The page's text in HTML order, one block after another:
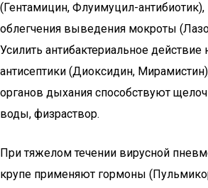
(Гентамицин, Флуимуцил-антибиотик),
облегчения выведения мокроты
Усилить антибактериальное действие
антисептики (Диоксидин,
органов дыхания способствуют
воды, физраствор.
При тяжелом течении вирусной
крупе применяют гормоны